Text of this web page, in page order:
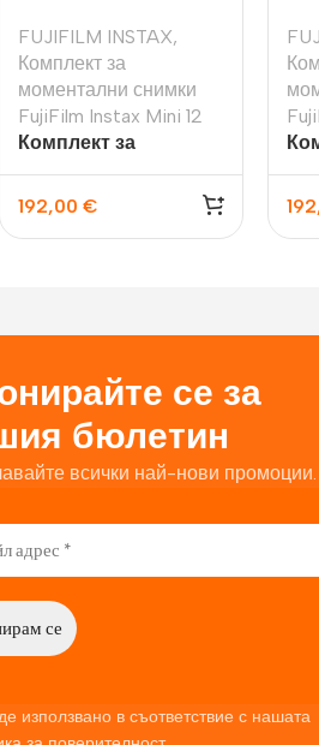
FUJIFILM INSTAX,
Комплект за
моментални снимки
FujiFilm Instax Mini 12
Комплект за
FujiFilm Instax Mini 12,
бял
192,00 €
се за
бюлетин
всички най-нови промоции.
използвано в съответствие с нашата